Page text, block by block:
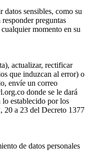
sensibles, como su
preguntas
momento en su
actualizar, rectificar
que induzcan al error) o
envíe un correo
donde se le dará
establecido por los
20 a 23 del Decreto 1377
de datos personales